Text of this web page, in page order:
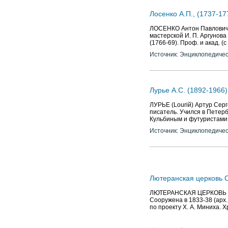
Лосенко А.П., (1737-
ЛОСЕНКО Антон
мастерской И. П.
(1766-69). Проф. и акад.
Источник:
Лурье А.С. (1892-
ЛУРЬЕ (Louriй) Артур
писатель. Учился в
Кульбиным и
Источник:
Лютеранская церковь
ЛЮТЕРАНСКАЯ ЦЕРКОВЬ
Сооружена в 1833-38
по проекту Х. А. Миниха.